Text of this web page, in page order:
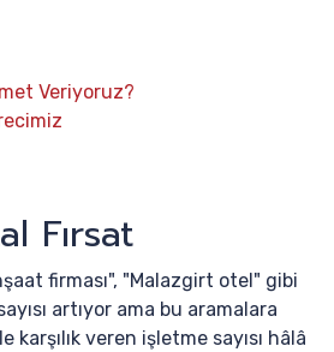
Veriyoruz?
Fırsat
firması", "Malazgirt otel" gibi
artıyor ama bu aramalara
veren işletme sayısı hâlâ